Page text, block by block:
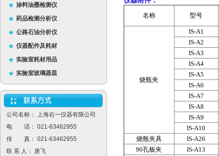
涂料油墨检测仪
药品检测分析仪
公路石油分析仪
仪器配件及耗材
实验室耗材用品
实验室玻璃器皿
公司名称： 上海右一仪器有限公司
电 话： 021-63462955
传 真： 021-63462955
联 系 人： 唐飞
名称 型号
烧瓶夹
IS-A1
IS-A2
IS-A3
IS-A4
IS-A5
IS-A6
IS-A7
IS-A8
IS-A9
IS-A10
烧瓶夹具
IS-A26
96孔板夹
IS-A13